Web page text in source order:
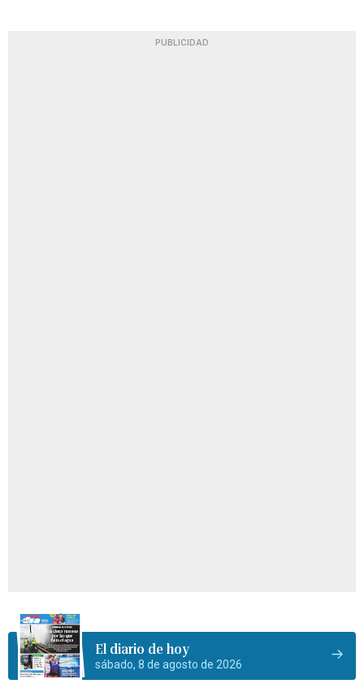
PUBLICIDAD
El diario de hoy
sábado, 8 de agosto de 2026